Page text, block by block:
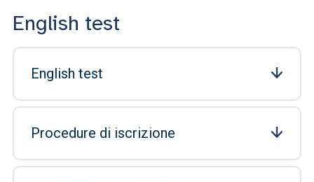
English test
English test
Procedure di iscrizione